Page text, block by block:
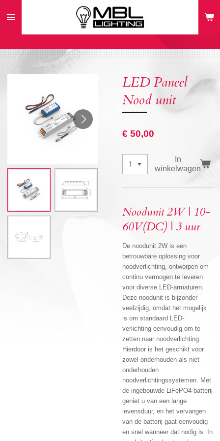
direct
hoofdinhoud
LED Paneel
Nood unit
€ 50,00
In
winkelwagen
Noodunit 2W | 10-
60V(DC) | 3 uur
De noodunit 2W is een
betrouwbare oplossing voor
noodverlichting, ontworpen om
continu vermogen te leveren
voor diverse LED-armaturen.
Deze noodunit is bijzonder
veelzijdig, omdat het mogelijk
is om standaard LED-
verlichting eenvoudig om te
zetten naar noodverlichting.
Hierdoor is het geschikt voor
zowel onderhouden als niet-
onderhouden
noodverlichtingssystemen. Met
de ingebouwde LiFePO4-batterij
geniet u van een lange
levensduur, en het vervangen
van de batterij gaat eenvoudig
en snel wanneer dat nodig is. In